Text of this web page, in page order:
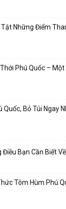
Những Điểm
Phú Quốc – Một
Quốc, Bỏ Túi Ngay
Bạn Cần Biết
Tôm Hùm Phú